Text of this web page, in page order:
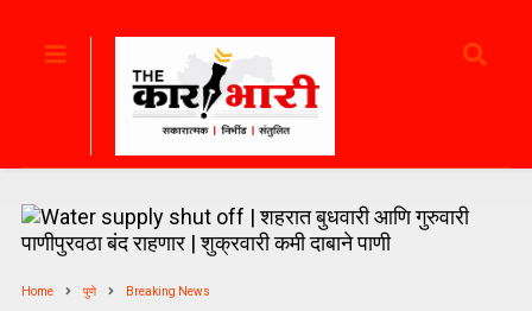
Home पुणे Breaking News